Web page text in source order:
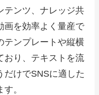
テンツ、ナレッジ共
画を効率よく量産で
テンプレートや縦横
おり、テキストを流
だけでSNSに適した
。